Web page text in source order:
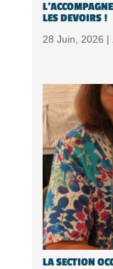
LES DEVOIRS !
28 Juin, 2026 |
LA SECTION